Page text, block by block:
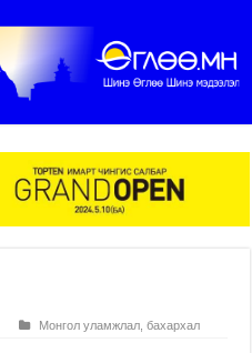
Монгол уламжлал, бахархал